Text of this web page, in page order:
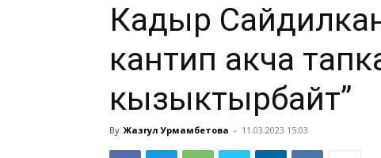
Кадыр
кантип акча
кызыктырбайт”
By Жазгул Урмамбетова - 11.03.2023 15:03